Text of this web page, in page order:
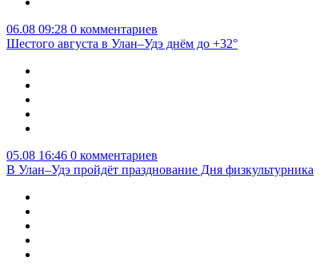
06.08 09:28 0 комментариев
Шестого августа в Улан–Удэ днём до +32°
05.08 16:46 0 комментариев
В Улан–Удэ пройдёт празднование Дня физкультурника